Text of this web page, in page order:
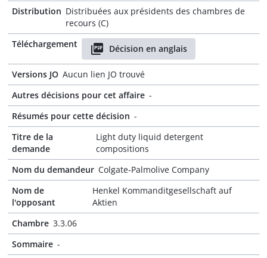
Distribution Distribuées aux présidents des chambres de
recours (C)
Téléchargement
Décision en anglais
Versions JO Aucun lien JO trouvé
Autres décisions pour cet affaire -
Résumés pour cette décision -
Titre de la
demande
Light duty liquid detergent
compositions
Nom du demandeur Colgate-Palmolive Company
Nom de
l'opposant
Henkel Kommanditgesellschaft auf
Aktien
Chambre 3.3.06
Sommaire -